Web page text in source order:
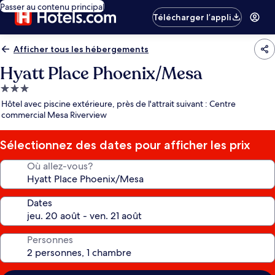
Passer au contenu principal
Télécharger l’appli
Afficher tous les hébergements
Hyatt Place Phoenix/Mesa
Hébergement
3.0 étoiles
Hôtel avec piscine extérieure, près de l'attrait suivant : Centre
commercial Mesa Riverview
Sélectionnez des dates pour afficher les prix
Où allez-vous?
Dates
Personnes